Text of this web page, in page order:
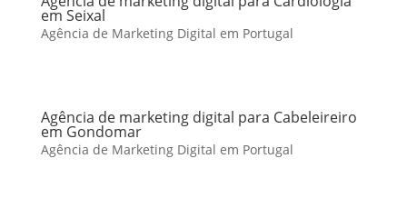
em Seixal
Agência de Marketing Digital em Portugal
Agência de marketing digital para Cabeleireiro
em Gondomar
Agência de Marketing Digital em Portugal